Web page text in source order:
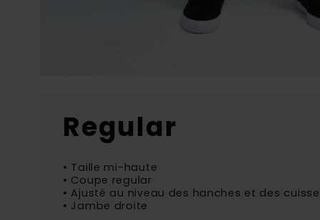
Regular
• Taille mi-haute
• Coupe regular
• Ajusté au niveau des hanches et des
• Jambe droite